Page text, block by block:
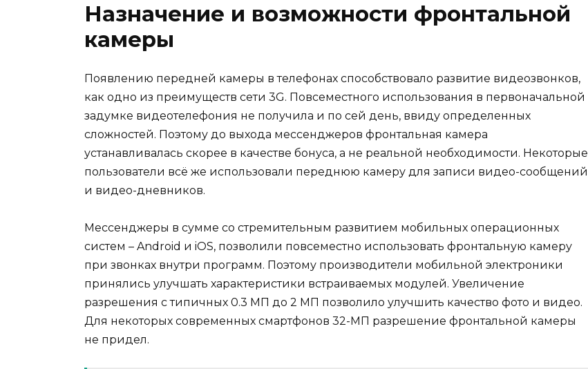
Назначение и возможности фронтальной
камеры
Появлению передней камеры в телефонах способствовало развитие видеозвонков,
как одно из преимуществ сети 3G. Повсеместного использования в первоначальной
задумке видеотелефония не получила и по сей день, ввиду определенных
сложностей. Поэтому до выхода мессенджеров фронтальная камера
устанавливалась скорее в качестве бонуса, а не реальной необходимости. Некоторые
пользователи всё же использовали переднюю камеру для записи видео-сообщений
и видео-дневников.
Мессенджеры в сумме со стремительным развитием мобильных операционных
систем – Android и iOS, позволили повсеместно использовать фронтальную камеру
при звонках внутри программ. Поэтому производители мобильной электроники
принялись улучшать характеристики встраиваемых модулей. Увеличение
разрешения с типичных 0.3 МП до 2 МП позволило улучшить качество фото и видео.
Для некоторых современных смартфонов 32-МП разрешение фронтальной камеры
не придел.